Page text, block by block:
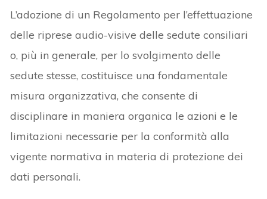
L’adozione di un Regolamento per l’effettuazione
delle riprese audio-visive delle sedute consiliari
o, più in generale, per lo svolgimento delle
sedute stesse, costituisce una fondamentale
misura organizzativa, che consente di
disciplinare in maniera organica le azioni e le
limitazioni necessarie per la conformità alla
vigente normativa in materia di protezione dei
dati personali.